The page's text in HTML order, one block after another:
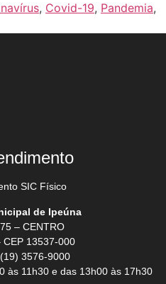
, Covid-19, Pandemia,
SIC Físico
de Ipeúna
– CENTRO
CEP 13537-000
(19) 3576-9000
às 11h30 e das 13h00 às 17h30